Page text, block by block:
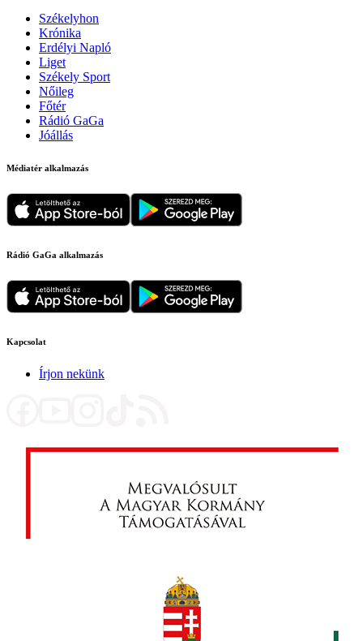
Székelyhon
Krónika
Erdélyi Napló
Liget
Székely Sport
Nőileg
Főtér
Rádió GaGa
Jóállás
Médiatér alkalmazás
Rádió GaGa alkalmazás
Kapcsolat
Írjon nekünk